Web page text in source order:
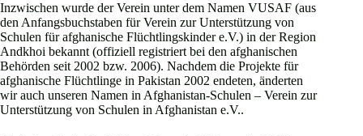
Inzwischen wurde der Verein unter dem Namen VUSAF (aus
den Anfangsbuchstaben für Verein zur Unterstützung von
Schulen für afghanische Flüchtlingskinder e.V.) in der Region
Andkhoi bekannt (offiziell registriert bei den afghanischen
Behörden seit 2002 bzw. 2006). Nachdem die Projekte für
afghanische Flüchtlinge in Pakistan 2002 endeten, änderten
wir auch unseren Namen in Afghanistan-Schulen – Verein zur
Unterstützung von Schulen in Afghanistan e.V..